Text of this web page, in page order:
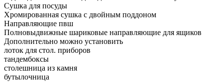
Сушка для посуды
Хромированная сушка с двойным поддоном
Направляющие пвш
Полновыдвижные шариковые направляющие для ящиков
Дополнительно можно установить
лоток для стол. приборов
тандембоксы
столешница из камня
бутылочница